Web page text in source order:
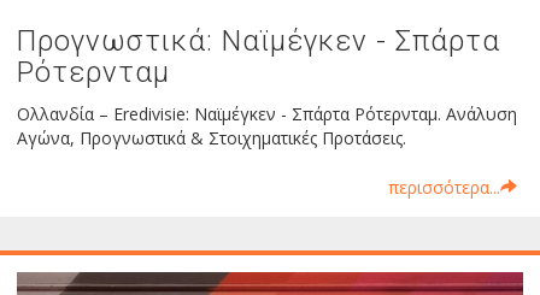
Προγνωστικά: Ναϊμέγκεν - Σπάρτα
Ρότερνταμ
Ολλανδία – Eredivisie: Ναϊμέγκεν - Σπάρτα Ρότερνταμ. Ανάλυση
Αγώνα, Προγνωστικά & Στοιχηματικές Προτάσεις.
περισσότερα...